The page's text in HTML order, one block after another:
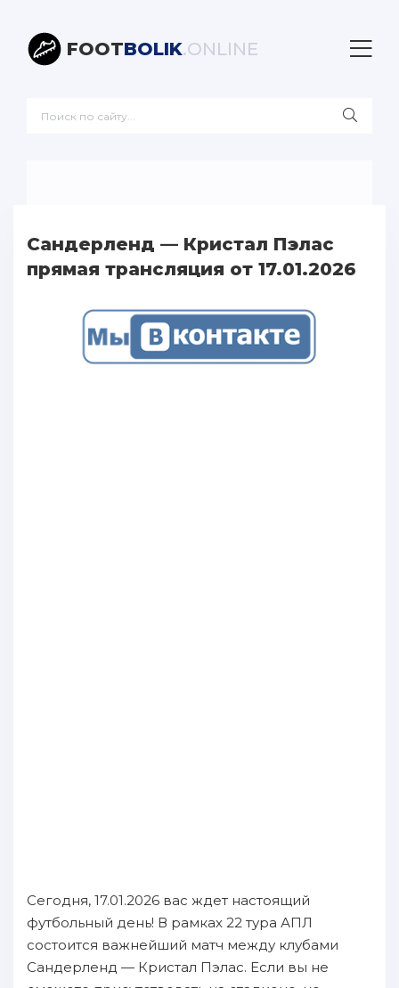
FOOTBOLIK.ONLINE
Сандерленд — Кристал Пэлас
прямая трансляция от 17.01.2026
Сегодня, 17.01.2026 вас ждет настоящий
футбольный день! В рамках 22 тура АПЛ
состоится важнейший матч между клубами
Сандерленд — Кристал Пэлас. Если вы не